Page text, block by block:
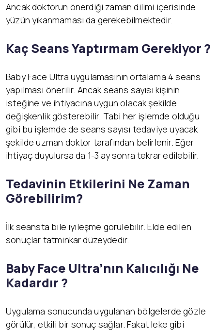
Ancak doktorun önerdiği zaman dilimi içerisinde
yüzün yıkanmaması da gerekebilmektedir.
Kaç Seans Yaptırmam Gerekiyor ?
Baby Face Ultra uygulamasının ortalama 4 seans
yapılması önerilir. Ancak seans sayısı kişinin
isteğine ve ihtiyacına uygun olacak şekilde
değişkenlik gösterebilir. Tabi her işlemde olduğu
gibi bu işlemde de seans sayısı tedaviye uyacak
şekilde uzman doktor tarafından belirlenir. Eğer
ihtiyaç duyulursa da 1-3 ay sonra tekrar edilebilir.
Tedavinin Etkilerini Ne Zaman
Görebilirim?
İlk seansta bile iyileşme görülebilir. Elde edilen
sonuçlar tatminkar düzeydedir.
Baby Face Ultra’nın Kalıcılığı Ne
Kadardır ?
Uygulama sonucunda uygulanan bölgelerde gözle
görülür, etkili bir sonuç sağlar. Fakat leke gibi